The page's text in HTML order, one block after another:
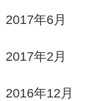
2017年6月
2017年2月
2016年12月